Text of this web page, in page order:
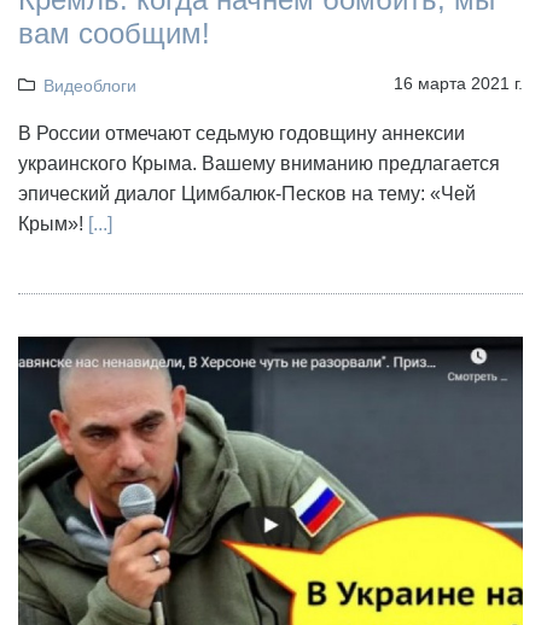
вам сообщим!
Видеоблоги 16 марта 2021 г.
В России отмечают седьмую годовщину аннексии
украинского Крыма. Вашему вниманию предлагается
эпический диалог Цимбалюк-Песков на тему: «Чей
Крым»! [...]